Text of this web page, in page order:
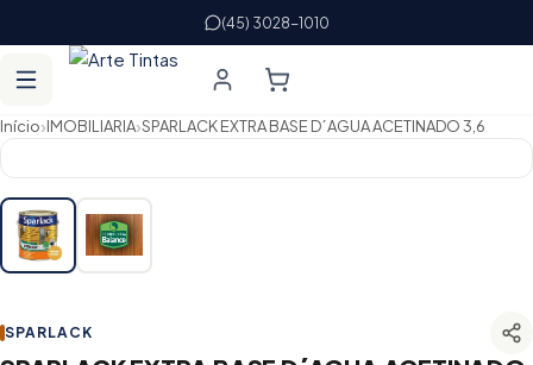
(45) 3028-1010
Início›IMOBILIARIA›SPARLACK EXTRA BASE D´AGUA ACETINADO 3,6
SPARLACK